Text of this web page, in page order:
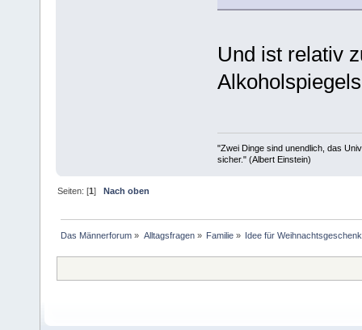
Und ist relativ
"Zwei Dinge sind unendlich, das
sicher." (Albert Einstein)
Seiten: [1]Nach oben
Das Männerforum » Alltagsfragen» Familie» Idee für